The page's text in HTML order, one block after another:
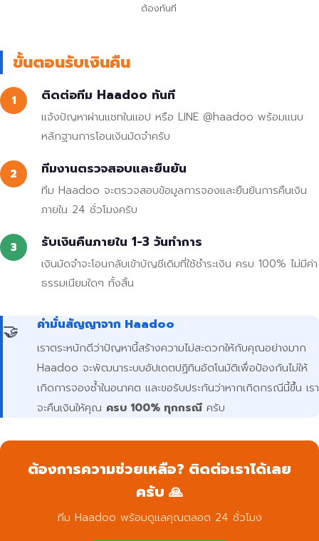
ต้องทันที
ขั้นตอนรับเงินคืน
1 ติดต่อทีม Haadoo ทันที
แจ้งปัญหาผ่านแชทในแอป หรือ LINE @haadoo พร้อมแนบ
หลักฐานการโอนเงินมัดจำครับ
2 ทีมงานตรวจสอบและยืนยัน
ทีม Haadoo จะตรวจสอบข้อมูลการจองและยืนยันการคืนเงิน
ภายใน 24 ชั่วโมงครับ
3 รับเงินคืนภายใน 1-3 วันทำการ
เงินมัดจำจะโอนกลับเข้าบัญชีเดิมที่ใช้ชำระเงิน ครบ 100% ไม่มีค่า
ธรรมเนียมใดๆ ทั้งสิ้น
🤝 คำมั่นสัญญาจาก Haadoo
เราตระหนักดีว่าปัญหานี้สร้างความไม่สะดวกให้กับคุณอย่างมาก
Haadoo จะพัฒนาระบบอัปเดตปฏิทินอัตโนมัติเพื่อป้องกันไม่ให้
เกิดการจองซ้ำในอนาคต และขอรับประกันว่าหากเกิดกรณีนี้ขึ้น เรา
จะคืนเงินให้คุณ ครบ 100% ทุกกรณี ครับ
ต้องการความช่วยเหลือ? ติดต่อเราได้เลย
ครับ 🙏
ทีม Haadoo พร้อมดูแลคุณตลอด 24 ชั่วโมง